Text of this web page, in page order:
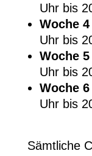
Uhr bis
Woche 4
Uhr bis
Woche 5
Uhr bis
Woche 6
Uhr bis
Sämtliche